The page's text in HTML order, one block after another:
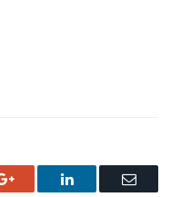
Google+ LinkedIn
Correo